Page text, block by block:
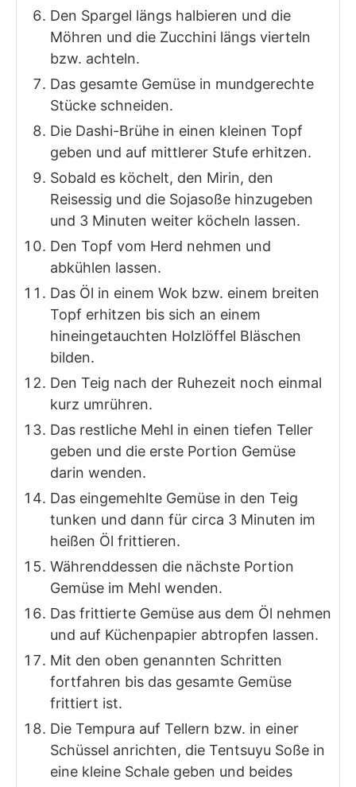
Den Spargel längs halbieren und die
Möhren und die Zucchini längs vierteln
bzw. achteln.
Das gesamte Gemüse in mundgerechte
Stücke schneiden.
Die Dashi-Brühe in einen kleinen Topf
geben und auf mittlerer Stufe erhitzen.
Sobald es köchelt, den Mirin, den
Reisessig und die Sojasoße hinzugeben
und 3 Minuten weiter köcheln lassen.
Den Topf vom Herd nehmen und
abkühlen lassen.
Das Öl in einem Wok bzw. einem breiten
Topf erhitzen bis sich an einem
hineingetauchten Holzlöffel Bläschen
bilden.
Den Teig nach der Ruhezeit noch einmal
kurz umrühren.
Das restliche Mehl in einen tiefen Teller
geben und die erste Portion Gemüse
darin wenden.
Das eingemehlte Gemüse in den Teig
tunken und dann für circa 3 Minuten im
heißen Öl frittieren.
Währenddessen die nächste Portion
Gemüse im Mehl wenden.
Das frittierte Gemüse aus dem Öl nehmen
und auf Küchenpapier abtropfen lassen.
Mit den oben genannten Schritten
fortfahren bis das gesamte Gemüse
frittiert ist.
Die Tempura auf Tellern bzw. in einer
Schüssel anrichten, die Tentsuyu Soße in
eine kleine Schale geben und beides